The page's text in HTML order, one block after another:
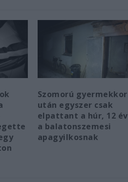
Szomorú gyermekkor
után egyszer csak
elpattant a húr, 12 év
a balatonszemesi
apagyilkosnak